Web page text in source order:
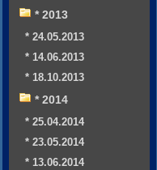
* 2013
* 24.05.2013
* 14.06.2013
* 18.10.2013
* 2014
* 25.04.2014
* 23.05.2014
* 13.06.2014